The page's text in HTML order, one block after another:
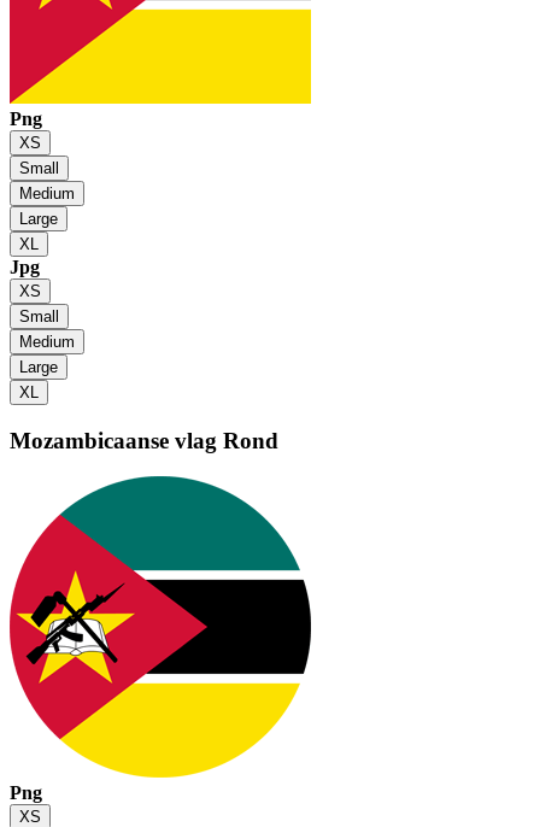
Png
XS
Small
Medium
Large
XL
Jpg
XS
Small
Medium
Large
XL
Mozambicaanse vlag Rond
Png
XS